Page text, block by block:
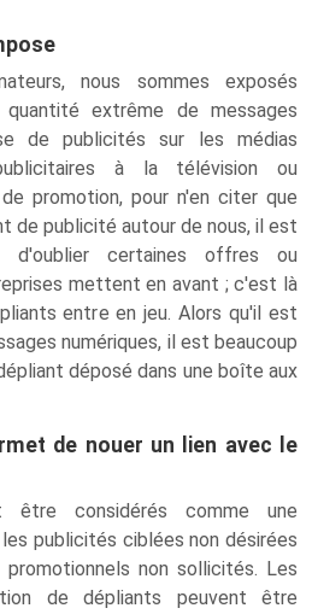
nous sommes exposés
extrême de messages
de publicités sur les médias
à la télévision ou
promotion, pour n'en citer que
de publicité autour de nous, il est
certaines offres ou
mettent en avant ; c'est là
entre en jeu. Alors qu'il est
numériques, il est beaucoup
déposé dans une boîte aux
de nouer un lien avec le
être considérés comme une
publicités ciblées non désirées
non sollicités. Les
de dépliants peuvent être